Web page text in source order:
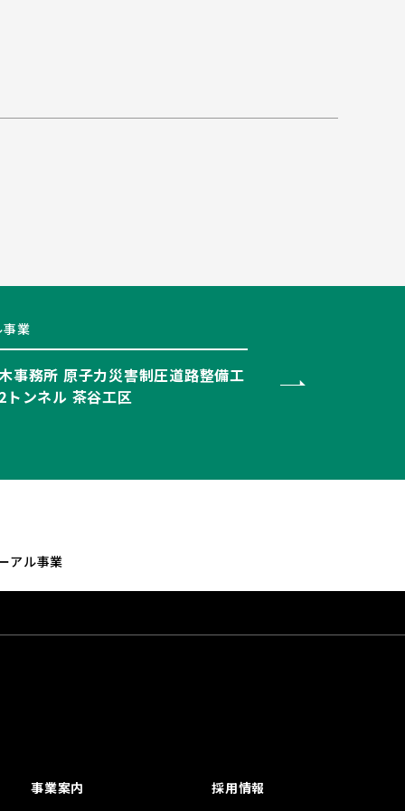
事業
事務所 原子力災害制圧道路整備工
トンネル 茶谷工区
アル事業
事業案内 採用情報